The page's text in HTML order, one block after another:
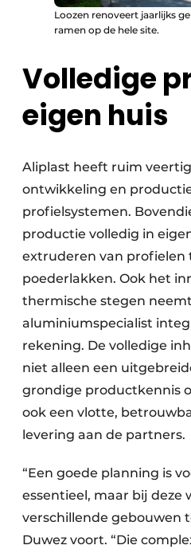
Loozen renoveert jaarlijks
ramen op de hele site.
Volledige
eigen huis
Aliplast heeft ruim
ontwikkeling en
profielsystemen.
productie volledig in
extruderen van
poederlakken. Ook het
thermische stegen
aluminiumspecialist
rekening. De volledige
niet alleen een
grondige productkennis
ook een vlotte,
levering aan de partners.
“Een goede planning is
essentieel, maar bij deze
verschillende gebouwen
Duwez voort. “Die